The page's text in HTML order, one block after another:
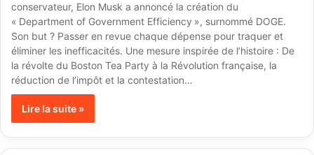
conservateur, Elon Musk a annoncé la création du
« Department of Government Efficiency », surnommé DOGE.
Son but ? Passer en revue chaque dépense pour traquer et
éliminer les inefficacités. Une mesure inspirée de l’histoire : De
la révolte du Boston Tea Party à la Révolution française, la
réduction de l’impôt et la contestation…
Lire la suite »